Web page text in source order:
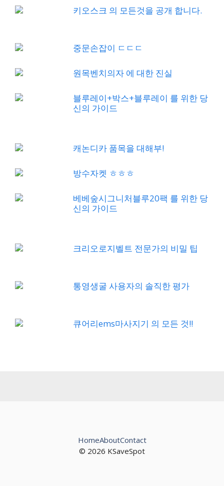
키오스크 의 모든것을 공개 합니다.
중문손잡이 ㄷㄷㄷ
원목벤치의자 에 대한 진실
블루레이+박스+블루레이 를 위한 당
신의 가이드
캐논디카 품목을 대해부!
방수자켓 ㅎㅎㅎ
베베숲시그니처블루20팩 를 위한 당
신의 가이드
크리오로지벨트 전문가의 비밀 팁
통영생굴 사용자의 솔직한 평가
큐어리ems마사지기 의 모든 것!!
© 2026 KSaveSpot
HomeAboutContact